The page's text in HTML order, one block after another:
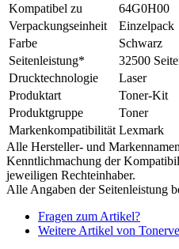
Kompatibel zu
64G0H00
Verpackungseinheit
Einzelpack
Farbe
Schwarz
Seitenleistung*
32500
Drucktechnologie
Laser
Produktart
Toner-Kit
Produktgruppe
Toner
Markenkompatibilität Lexmark
Alle Hersteller- und
Kenntlichmachung der
jeweiligen Rechteinhaber.
Alle Angaben der Seitenleistung
Fragen zum Artikel?
Weitere Artikel von